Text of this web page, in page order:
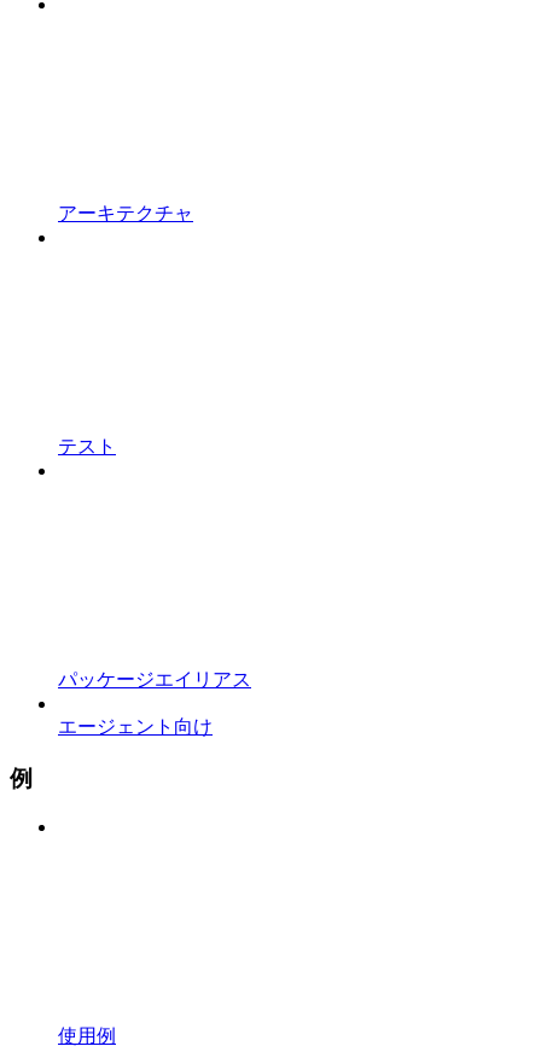
アーキテクチャ
テスト
パッケージエイリアス
エージェント向け
例
使用例